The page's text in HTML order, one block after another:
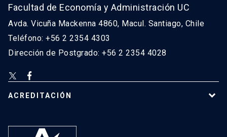
Facultad de Economía y Administración UC
Avda. Vicuña Mackenna 4860, Macul. Santiago, Chile
Teléfono: +56 2 2354 4303
Dirección de Postgrado: +56 2 2354 4028
ACREDITACIÓN